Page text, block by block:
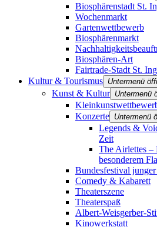
Biosphärenstadt St.
Wochenmarkt
Gartenwettbewerb
Biosphärenmarkt
Biosphären-Art
Fairtrade-Stadt St.
Kultur & Tourismus Untermenü
Kunst & Kultur Untermenü
Konzerte Untermenü
Legends &
Zeit
The Airlettes –
besonderem
Bundesfestival
Comedy & Kabarett
Theaterszene
Theaterspaß
Albert-Weisgerber-
Kinowerkstatt